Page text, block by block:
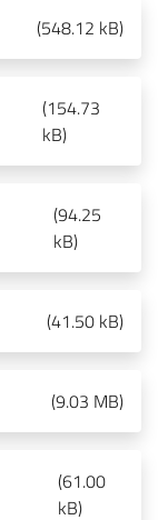
(548.12 kB)
(154.73
kB)
(94.25
kB)
(41.50 kB)
(9.03 MB)
(61.00
kB)